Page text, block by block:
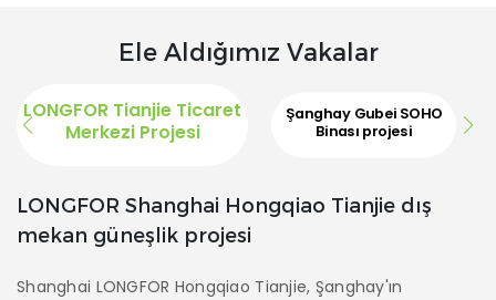
Ele Aldığımız Vakalar
LONGFOR Tianjie Ticaret
Merkezi Projesi
Şanghay Gubei SOHO
Binası projesi
LONGFOR Shanghai Hongqiao Tianjie dış
mekan güneşlik projesi
Shanghai LONGFOR Hongqiao Tianjie, Şanghay'ın